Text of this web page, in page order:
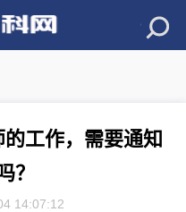
工作，需要通知
？
14:07:12